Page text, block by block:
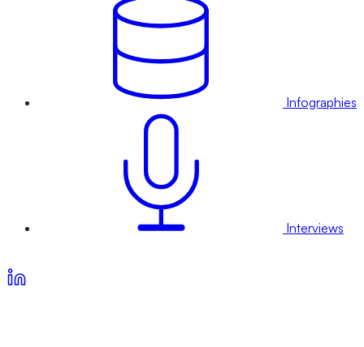
Infographies
Interviews